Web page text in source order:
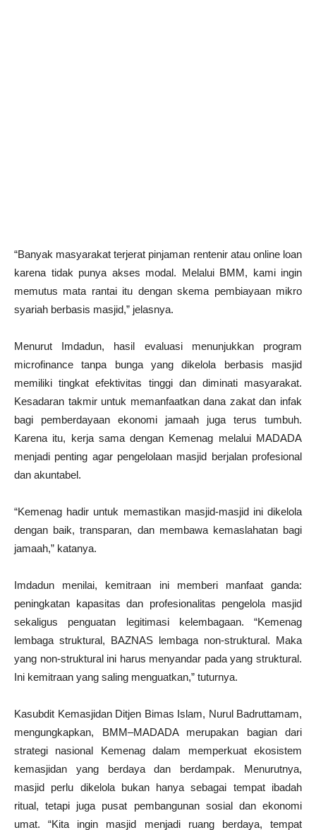
“Banyak masyarakat terjerat pinjaman rentenir atau online loan
karena tidak punya akses modal. Melalui BMM, kami ingin
memutus mata rantai itu dengan skema pembiayaan mikro
syariah berbasis masjid,” jelasnya.
Menurut Imdadun, hasil evaluasi menunjukkan program
microfinance tanpa bunga yang dikelola berbasis masjid
memiliki tingkat efektivitas tinggi dan diminati masyarakat.
Kesadaran takmir untuk memanfaatkan dana zakat dan infak
bagi pemberdayaan ekonomi jamaah juga terus tumbuh.
Karena itu, kerja sama dengan Kemenag melalui MADADA
menjadi penting agar pengelolaan masjid berjalan profesional
dan akuntabel.
“Kemenag hadir untuk memastikan masjid-masjid ini dikelola
dengan baik, transparan, dan membawa kemaslahatan bagi
jamaah,” katanya.
Imdadun menilai, kemitraan ini memberi manfaat ganda:
peningkatan kapasitas dan profesionalitas pengelola masjid
sekaligus penguatan legitimasi kelembagaan. “Kemenag
lembaga struktural, BAZNAS lembaga non-struktural. Maka
yang non-struktural ini harus menyandar pada yang struktural.
Ini kemitraan yang saling menguatkan,” tuturnya.
Kasubdit Kemasjidan Ditjen Bimas Islam, Nurul Badruttamam,
mengungkapkan, BMM–MADADA merupakan bagian dari
strategi nasional Kemenag dalam memperkuat ekosistem
kemasjidan yang berdaya dan berdampak. Menurutnya,
masjid perlu dikelola bukan hanya sebagai tempat ibadah
ritual, tetapi juga pusat pembangunan sosial dan ekonomi
umat. “Kita ingin masjid menjadi ruang berdaya, tempat